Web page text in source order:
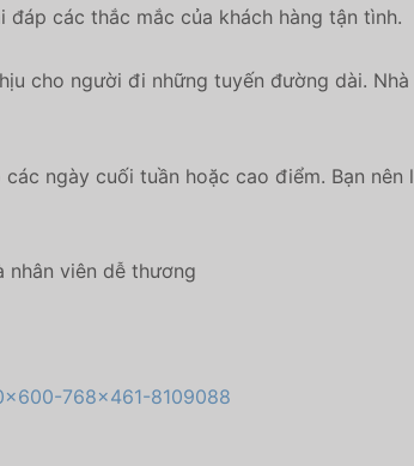
các thắc mắc của khách hàng tận tình.
cho người đi những tuyến đường dài.
ngày cuối tuần hoặc cao điểm. Bạn
nhân viên dễ thương